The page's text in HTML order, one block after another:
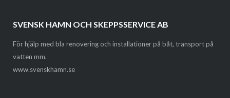
SVENSK HAMN OCH SKEPPSSERVICE AB
För hjälp med bla renovering och installationer på båt, transport på
vatten mm.
www.svenskhamn.se